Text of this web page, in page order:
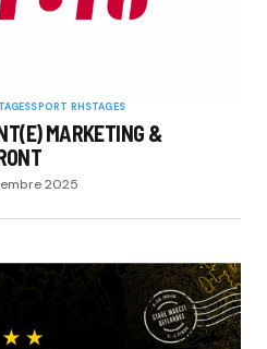
SPORT RHSTAGES
MARKETING &
2025